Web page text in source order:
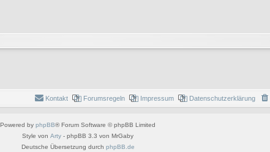
Datenschutzerklärung
Impressum
Forumsregeln
Kontakt
Powered by phpBB® Forum Software © phpBB Limited
Style von Arty - phpBB 3.3 von MrGaby
Deutsche Übersetzung durch phpBB.de